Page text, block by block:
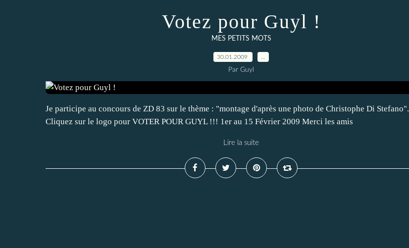
Votez pour Guyl !
MES PETITS MOTS
30.01.2009
Par Guyl
Je participe au concours de ZD 83 sur le thème : "montage d'après une photo de Christophe Di Stefano".
Cliquez sur le logo pour VOTER POUR GUYL !!! 1er au 15 Février 2009 Merci les amis
Lire la suite